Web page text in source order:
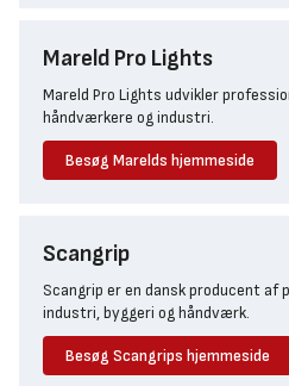
Mareld Pro Lights
Mareld Pro Lights udvikler
håndværkere og industri.
Besøg Marelds hjemmeside
Scangrip
Scangrip er en dansk producent
industri, byggeri og håndværk.
Besøg Scangrips hjemmeside